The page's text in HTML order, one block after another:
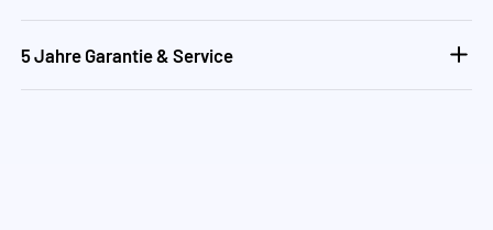
5 Jahre Garantie & Service